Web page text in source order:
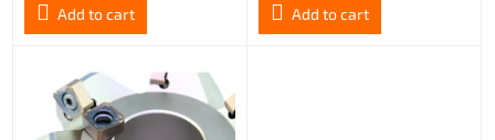
Add to cart
Add to cart